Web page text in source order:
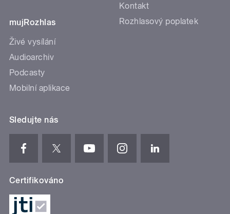
mujRozhlas
Živé vysílání
Audioarchiv
Podcasty
Mobilní aplikace
Kontakt
Rozhlasový poplatek
Sledujte nás
Certifikováno